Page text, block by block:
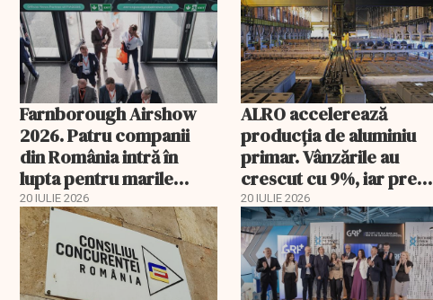
Farnborough Airshow
2026. Patru companii
din România intră în
lupta pentru marile
contracte din aviație și
apărare
20 IULIE 2026
ALRO accelerează
producția de aluminiu
primar. Vânzările au
crescut cu 9%, iar prețul
metalului a urcat cu
peste 43%
20 IULIE 2026